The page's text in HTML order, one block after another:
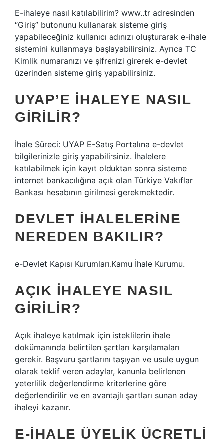
E-ihaleye nasıl katılabilirim? www..tr adresinden
“Giriş” butonunu kullanarak sisteme giriş
yapabileceğiniz kullanıcı adınızı oluşturarak e-ihale
sistemini kullanmaya başlayabilirsiniz. Ayrıca TC
Kimlik numaranızı ve şifrenizi girerek e-devlet
üzerinden sisteme giriş yapabilirsiniz.
UYAP’E IHALEYE NASIL
GIRILIR?
İhale Süreci: UYAP E-Satış Portalına e-devlet
bilgilerinizle giriş yapabilirsiniz. İhalelere
katılabilmek için kayıt olduktan sonra sisteme
internet bankacılığına açık olan Türkiye Vakıflar
Bankası hesabının girilmesi gerekmektedir.
DEVLET IHALELERINE
NEREDEN BAKILIR?
e-Devlet Kapısı Kurumları.Kamu İhale Kurumu.
AÇIK IHALEYE NASIL
GIRILIR?
Açık ihaleye katılmak için isteklilerin ihale
dokümanında belirtilen şartları karşılamaları
gerekir. Başvuru şartlarını taşıyan ve usule uygun
olarak teklif veren adaylar, kanunla belirlenen
yeterlilik değerlendirme kriterlerine göre
değerlendirilir ve en avantajlı şartları sunan aday
ihaleyi kazanır.
E-IHALE ÜYELIK ÜCRETLI